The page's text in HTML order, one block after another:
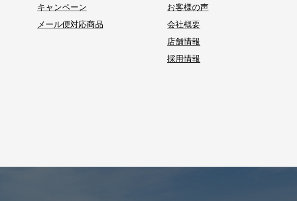
キャンペーン
メール便対応商品
お客様の声
会社概要
店舗情報
採用情報